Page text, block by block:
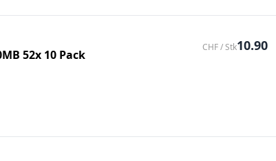
52x 10 Pack
CHF / Stk10.90